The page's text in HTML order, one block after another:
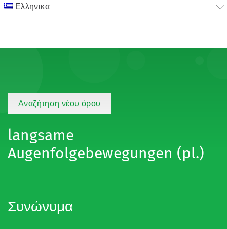
Ελληνικα
Αναζήτηση νέου όρου
langsame
Augenfolgebewegungen (pl.)
Συνώνυμα